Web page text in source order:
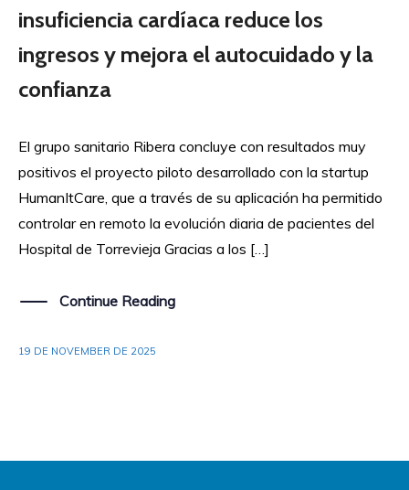
insuficiencia cardíaca reduce los
ingresos y mejora el autocuidado y la
confianza
El grupo sanitario Ribera concluye con resultados muy
positivos el proyecto piloto desarrollado con la startup
HumanItCare, que a través de su aplicación ha permitido
controlar en remoto la evolución diaria de pacientes del
Hospital de Torrevieja Gracias a los […]
Continue Reading
19 DE NOVEMBER DE 2025